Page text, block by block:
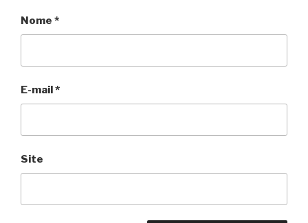
Nome *
E-mail *
Site